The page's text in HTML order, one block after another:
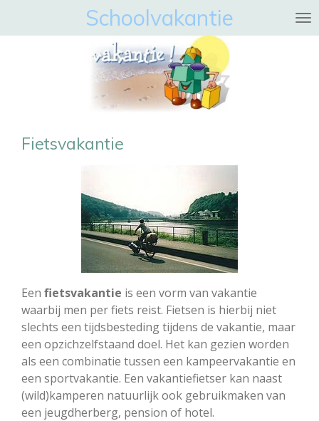
Schoolvakantie
Fietsvakantie
Een fietsvakantie is een vorm van vakantie
waarbij men per fiets reist. Fietsen is hierbij niet
slechts een tijdsbesteding tijdens de vakantie, maar
een opzichzelfstaand doel. Het kan gezien worden
als een combinatie tussen een kampeervakantie en
een sportvakantie. Een vakantiefietser kan naast
(wild)kamperen natuurlijk ook gebruikmaken van
een jeugdherberg, pension of hotel.